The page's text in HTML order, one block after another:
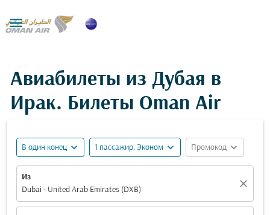

Авиабилеты из Дубая в
Ирак. Билеты Oman Air
В один конец expand_more 1 пассажир, Эконом expand_more Промокод expand_more
Из
Dubai - United Arab Emirates (DXB)
close